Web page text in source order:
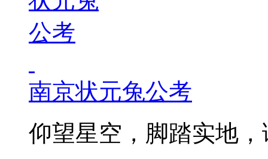
南京状元兔公考
仰望星空，脚踏实地